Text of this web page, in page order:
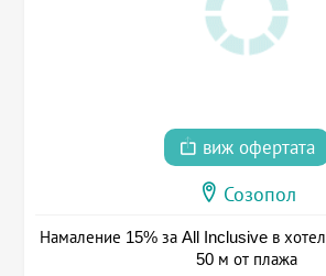
виж офертата
Созопол
Намаление 15% за All Inclusive в
50 м от плажа